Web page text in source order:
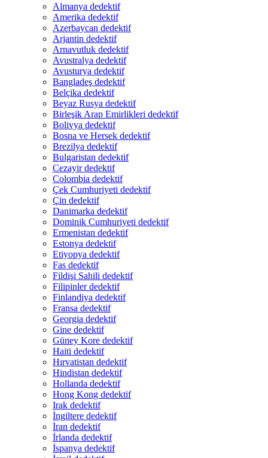
Almanya dedektif
Amerika dedektif
Azerbaycan dedektif
Arjantin dedektif
Arnavutluk dedektif
Avustralya dedektif
Avusturya dedektif
Bangladeş dedektif
Belçika dedektif
Beyaz Rusya dedektif
Birleşik Arap Emirlikleri dedektif
Bolivya dedektif
Bosna ve Hersek dedektif
Brezilya dedektif
Bulgaristan dedektif
Cezayir dedektif
Colombia dedektif
Çek Cumhuriyeti dedektif
Çin dedektif
Danimarka dedektif
Dominik Cumhuriyeti dedektif
Ermenistan dedektif
Estonya dedektif
Etiyopya dedektif
Fas dedektif
Fildişi Sahili dedektif
Filipinler dedektif
Finlandiya dedektif
Fransa dedektif
Georgia dedektif
Gine dedektif
Güney Kore dedektif
Haiti dedektif
Hırvatistan dedektif
Hindistan dedektif
Hollanda dedektif
Hong Kong dedektif
Irak dedektif
İngiltere dedektif
İran dedektif
İrlanda dedektif
İspanya dedektif